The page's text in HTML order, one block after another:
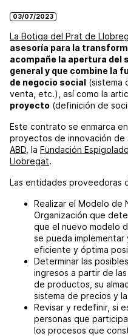
03/07/2023
La Botiga del Prat de
asesoría para la
acompañe la apertura del
general y que combine la
de negocio social (sistema
venta, etc.), así como la
proyecto (definición de
Este contrato se enmarca
proyectos de innovación de
ABD , la Fundación
Llobregat.
Las entidades proveedoras
Realizar el Modelo de
Organización que
que el nuevo modelo
se pueda implementar
eficiente y óptima
Determinar las
ingresos a partir de
de productos, su
sistema de precios y
Revisar y redefinir, si
personas que
los procesos que